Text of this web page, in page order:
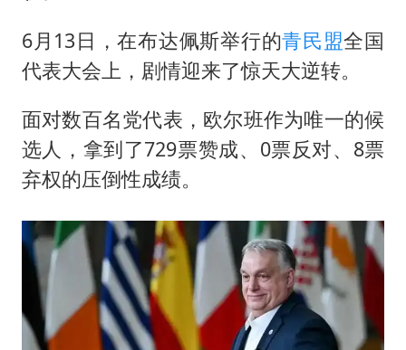
6月13日，在布达佩斯举行的青民盟全国
代表大会上，剧情迎来了惊天大逆转。
面对数百名党代表，欧尔班作为唯一的候
选人，拿到了729票赞成、0票反对、8票
弃权的压倒性成绩。